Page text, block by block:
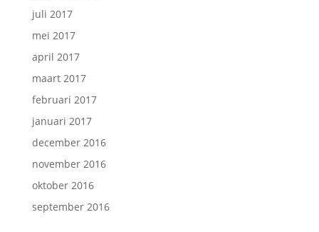
juli 2017
mei 2017
april 2017
maart 2017
februari 2017
januari 2017
december 2016
november 2016
oktober 2016
september 2016